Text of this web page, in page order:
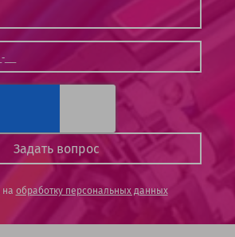
на обработку персональных данных